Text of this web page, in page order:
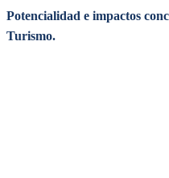
Potencialidad e impactos
Turismo.